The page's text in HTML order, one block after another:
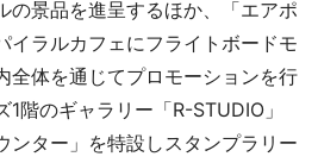
の景品を進呈するほか、「エアポ
イラルカフェにフライトボードモ
全体を通じてプロモーションを行
階のギャラリー「R-STUDIO」
ンター」を特設しスタンプラリー